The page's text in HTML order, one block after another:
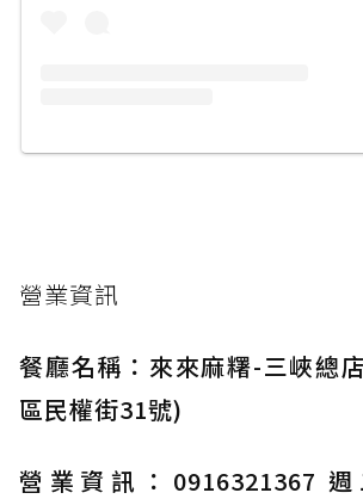
營業資訊
餐廳名稱：來來麻糬-三峽總
區民權街31號)
營業資訊：0916321367